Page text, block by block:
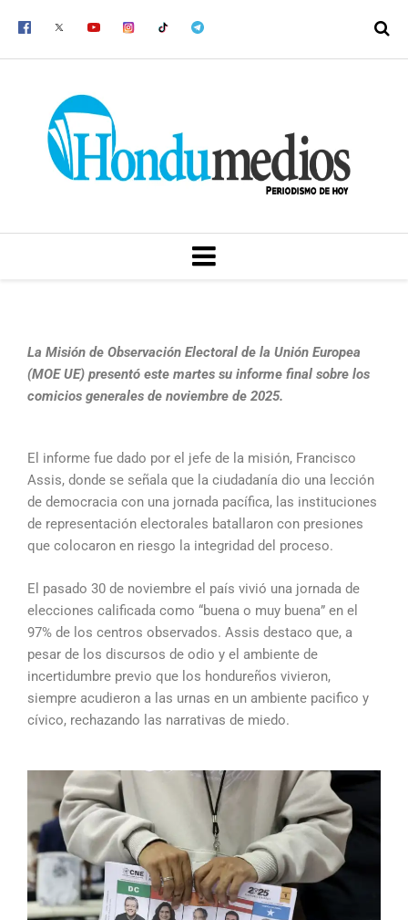
MENU
La Misión de Observación Electoral de la Unión Europea
(MOE UE) presentó este martes su informe final sobre los
comicios generales de noviembre de 2025.
El informe fue dado por el jefe de la misión, Francisco
Assis, donde se señala que la ciudadanía dio una lección
de democracia con una jornada pacífica, las instituciones
de representación electorales batallaron con presiones
que colocaron en riesgo la integridad del proceso.
El pasado 30 de noviembre el país vivió una jornada de
elecciones calificada como “buena o muy buena” en el
97% de los centros observados. Assis destaco que, a
pesar de los discursos de odio y el ambiente de
incertidumbre previo que los hondureños vivieron,
siempre acudieron a las urnas en un ambiente pacifico y
cívico, rechazando las narrativas de miedo.